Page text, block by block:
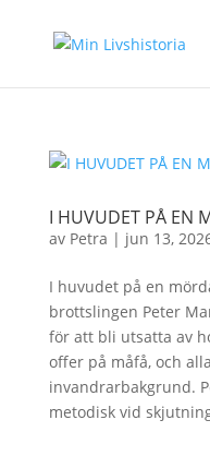
I HUVUDET PÅ EN
av Petra | jun 13,
I huvudet på en
brottslingen Peter
för att bli utsatta av
offer på måfå, och
invandrarbakgrund.
metodisk vid